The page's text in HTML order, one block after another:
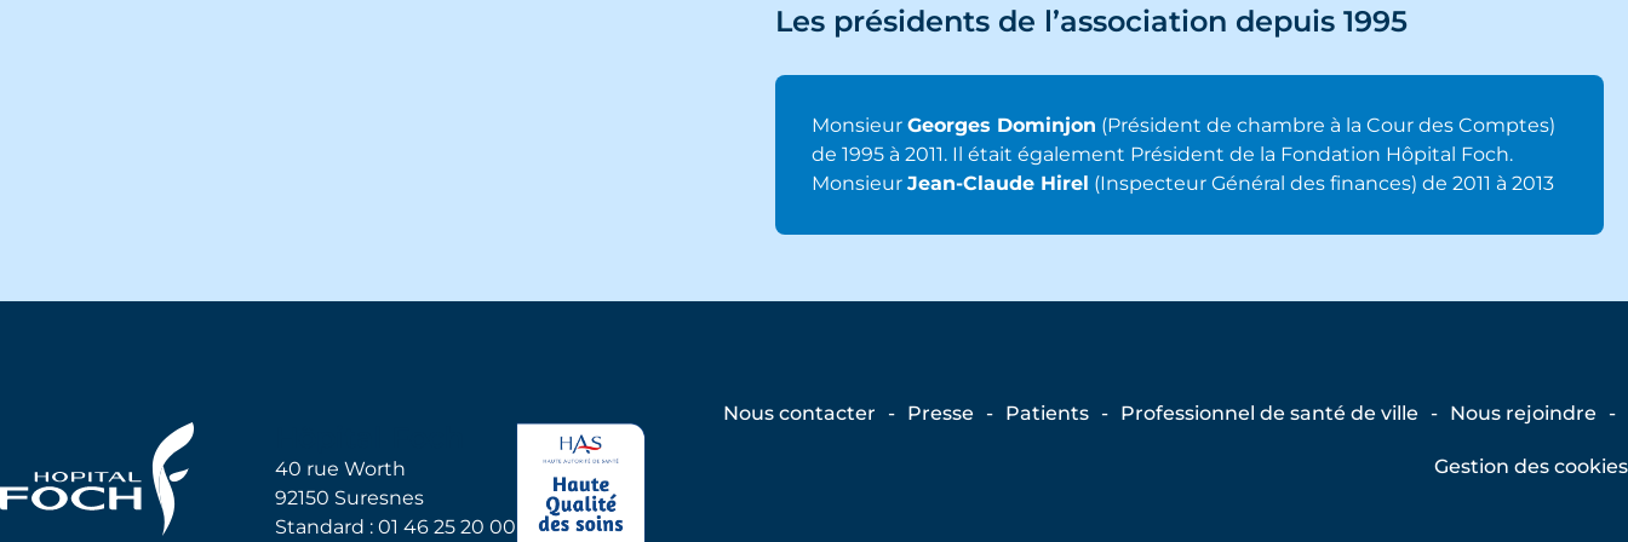
Les présidents de l’association depuis 1995
Monsieur Georges Dominjon (Président de chambre à la Cour des Comptes)
de 1995 à 2011. Il était également Président de la Fondation Hôpital Foch.
Monsieur Jean-Claude Hirel (Inspecteur Général des finances) de 2011 à 2013
40 rue Worth
92150 Suresnes
Standard : 01 46 25 20 00
Nous contacter Presse Patients Professionnel de santé de ville Nous rejoindre
Gestion des cookies